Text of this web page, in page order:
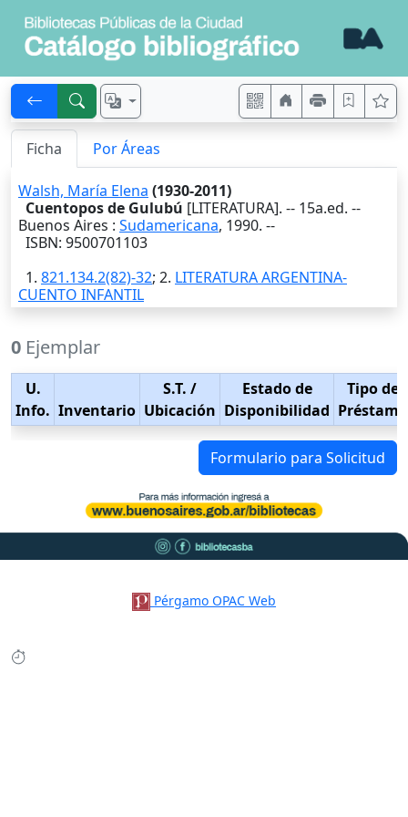
Ficha Por Áreas
Walsh, María Elena (1930-2011)
Cuentopos de Gulubú [LITERATURA]. -- 15a.ed. --
Buenos Aires : Sudamericana, 1990. --
ISBN: 9500701103
1. 821.134.2(82)-32; 2. LITERATURA ARGENTINA-
CUENTO INFANTIL
0 Ejemplar
U.
Info. Inventario
S.T. /
Ubicación
Estado de
Disponibilidad
Tipo de
Préstamo
Formulario para Solicitud
Pérgamo OPAC Web